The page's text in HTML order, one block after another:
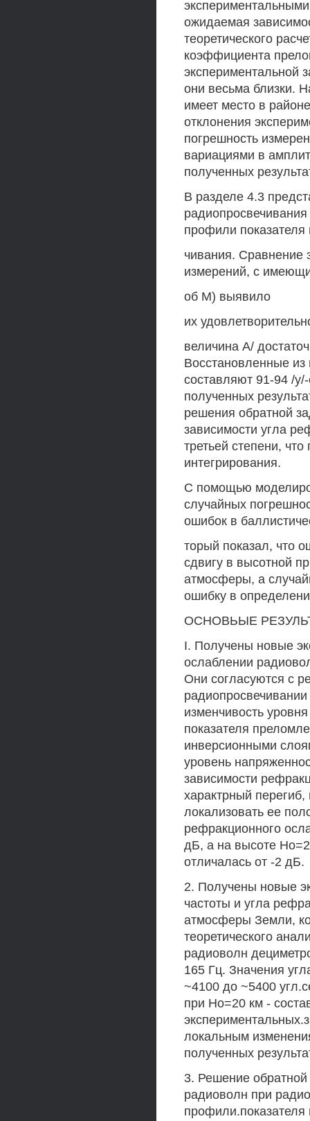
ожидаемая
теоретического
коэффициента
экспериментальной
они весьма близки.
имеет место в
отклонения
погрешность
вариациями в
полученных
В разделе 4.3
профили
чивания. Сравнение
измерений, с
об М) выявило
их
величина А/
Восстановленные
составляют 91-94 /
полученных
решения обратной
зависимости угла
третьей степени,
интегрирования.
С помощью
случайных
ошибок в
торый показал, что
сдвигу в высотной
атмосферы, а
ошибку в
ОСНОВЬЫЕ
I. Получены новые
ослаблении
Они согласуются с
изменчивость
показателя
инверсионными
уровень
зависимости
характрный
локализовать ее
рефракционного
дБ, а на высоте
отличалась от -2 дБ.
2. Получены новые
частоты и угла
атмосферы Земли,
теоретического
радиоволн
165 Гц. Значения
~4100 до ~5400
при Но=20 км -
локальным
полученных
3. Решение
радиоволн при